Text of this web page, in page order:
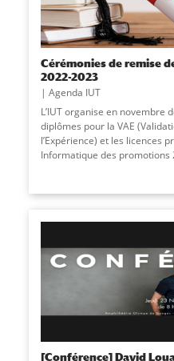
Cérémonies de remise
2022-2023
Agenda IUT
L’IUT organise en novembre
diplômes pour la VAE
l’Expérience) et les licences
Informatique des promotions
[Conférence] David